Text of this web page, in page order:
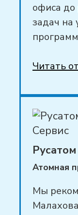
офиса
задач на
Читать
Атомная
Мы